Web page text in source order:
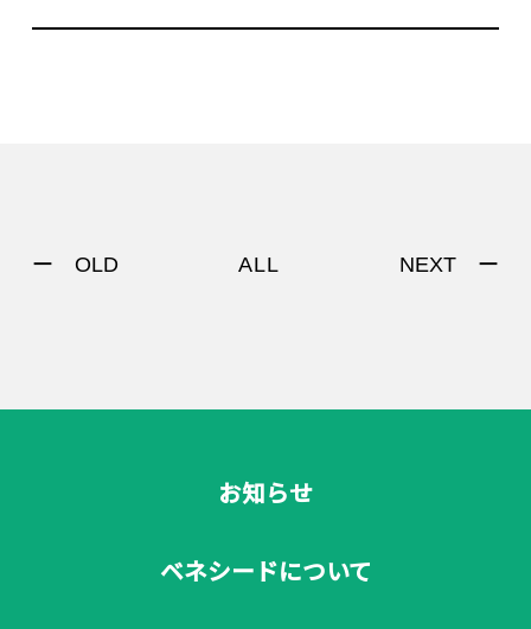
ー OLD ALL NEXT ー
お知らせ
ベネシードについて